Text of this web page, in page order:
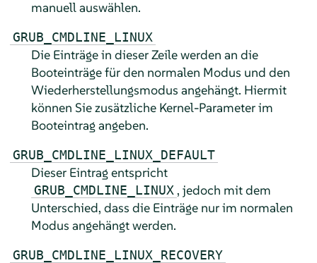
manuell auswählen.
GRUB_CMDLINE_LINUX
Die Einträge in dieser Zeile werden an die
Booteinträge für den normalen Modus und den
Wiederherstellungsmodus angehängt. Hiermit
können Sie zusätzliche Kernel-Parameter im
Booteintrag angeben.
GRUB_CMDLINE_LINUX_DEFAULT
Dieser Eintrag entspricht
GRUB_CMDLINE_LINUX , jedoch mit dem
Unterschied, dass die Einträge nur im normalen
Modus angehängt werden.
GRUB_CMDLINE_LINUX_RECOVERY